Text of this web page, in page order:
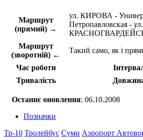
Маршрут
(прямий) →
ул. КИРОВА -
Петропавловская - ул.
Маршрут
(зворотній) ←
Такий само, як і
Час роботи
Тривалість
Останнє оновлення: 06.10.2008
Позначки
Тр-10 Тролейбус Суми Аэропорт